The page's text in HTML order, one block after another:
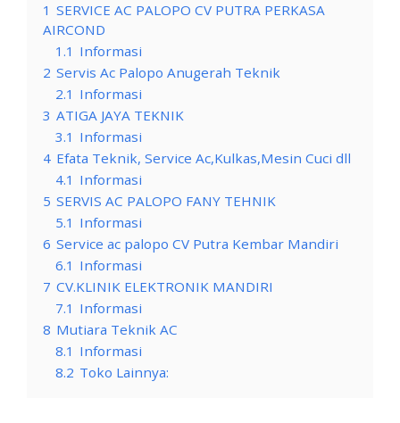
1 SERVICE AC PALOPO CV PUTRA PERKASA
AIRCOND
1.1 Informasi
2 Servis Ac Palopo Anugerah Teknik
2.1 Informasi
3 ATIGA JAYA TEKNIK
3.1 Informasi
4 Efata Teknik, Service Ac,Kulkas,Mesin Cuci dll
4.1 Informasi
5 SERVIS AC PALOPO FANY TEHNIK
5.1 Informasi
6 Service ac palopo CV Putra Kembar Mandiri
6.1 Informasi
7 CV.KLINIK ELEKTRONIK MANDIRI
7.1 Informasi
8 Mutiara Teknik AC
8.1 Informasi
8.2 Toko Lainnya: